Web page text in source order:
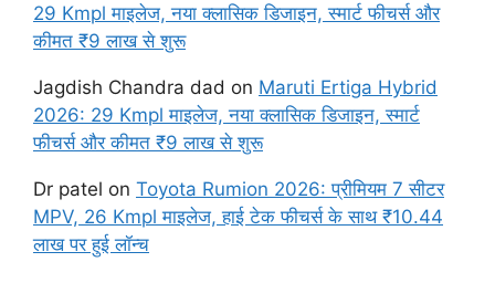
29 Kmpl माइलेज, नया क्लासिक डिजाइन, स्मार्ट फीचर्स और
कीमत ₹9 लाख से शुरू
Jagdish Chandra dad on Maruti Ertiga Hybrid
2026: 29 Kmpl माइलेज, नया क्लासिक डिजाइन, स्मार्ट
फीचर्स और कीमत ₹9 लाख से शुरू
Dr patel on Toyota Rumion 2026: प्रीमियम 7 सीटर
MPV, 26 Kmpl माइलेज, हाई टेक फीचर्स के साथ ₹10.44
लाख पर हुई लॉन्च